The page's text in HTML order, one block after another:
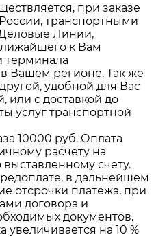
при заказе
транспортными
Линии,
к Вам
терминала
Вашем регионе. Так же
удобной для Вас
или с доставкой до
услуг транспортной
10000 руб. Оплата
расчету на
выставленному счету.
в дальнейшем
отсрочки платежа, при
договора и
документов.
увеличивается на 10 %